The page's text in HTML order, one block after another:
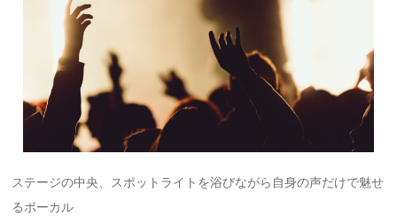
ステージの中央、スポットライトを浴びながら自身の声だけで魅せ
るボーカル